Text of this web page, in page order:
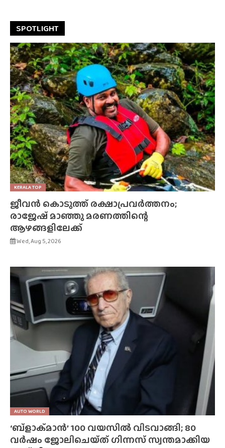
SPOTLIGHT
KERALA TOP
ജീവൻ കൊടുത്ത് രക്ഷാപ്രവർത്തനം;
രാജേഷ് മാഞ്ഞു മരണത്തിന്റെ
ആഴങ്ങളിലേക്ക്
Wed, Aug 5, 2026
AUTO WORLD
‘ബ്‌ളാക്‌മാൻ’ 100 വയസിൽ വിടവാങ്ങി; 80
വർഷം ജോലിചെയ്‌ത്‌ ഗിന്നസ് സ്വന്തമാക്കിയ